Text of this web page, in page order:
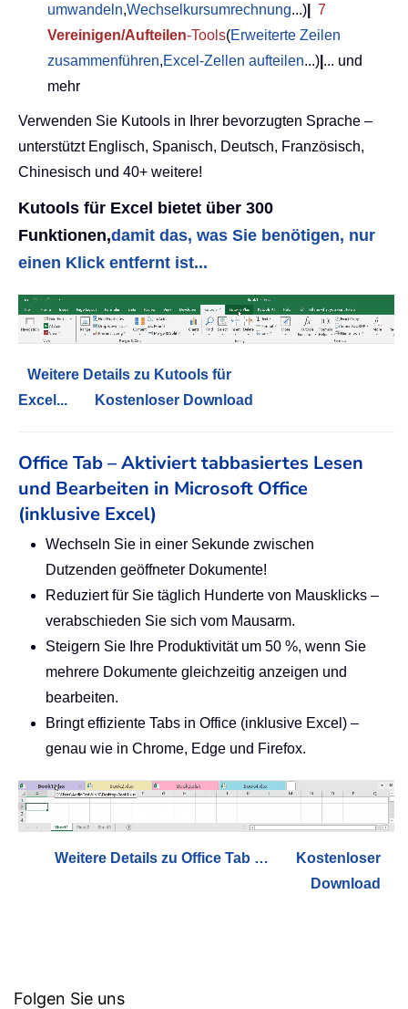
umwandeln,Wechselkursumrechnung...)
7
Vereinigen/Aufteilen-Tools(Erweiterte Zeilen
zusammenführen,Excel-Zellen aufteilen...) ... und
mehr
Verwenden Sie Kutools in Ihrer bevorzugten Sprache –
unterstützt Englisch, Spanisch, Deutsch, Französisch,
Chinesisch und 40+ weitere!
Kutools für Excel bietet über 300
Funktionen,damit das, was Sie benötigen, nur
einen Klick entfernt ist...
Weitere Details zu Kutools für
Excel...
Kostenloser Download
Office Tab – Aktiviert tabbasiertes Lesen
und Bearbeiten in Microsoft Office
(inklusive Excel)
Wechseln Sie in einer Sekunde zwischen
Dutzenden geöffneter Dokumente!
Reduziert für Sie täglich Hunderte von Mausklicks –
verabschieden Sie sich vom Mausarm.
Steigern Sie Ihre Produktivität um 50 %, wenn Sie
mehrere Dokumente gleichzeitig anzeigen und
bearbeiten.
Bringt effiziente Tabs in Office (inklusive Excel) –
genau wie in Chrome, Edge und Firefox.
Weitere Details zu Office Tab …
Kostenloser
Download
Folgen Sie uns